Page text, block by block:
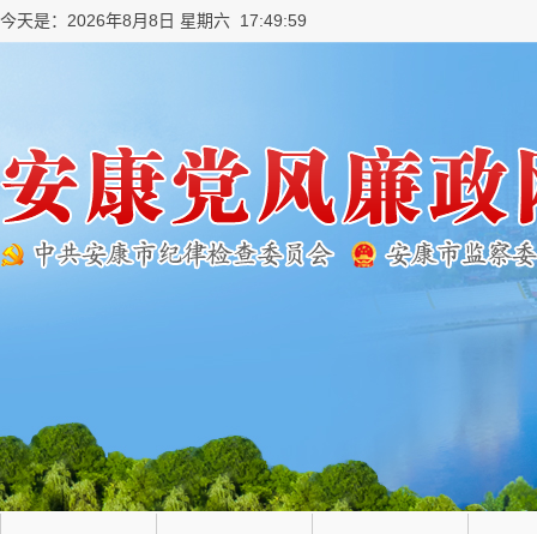
今天是：2026年8月8日 星期六 17:49:59